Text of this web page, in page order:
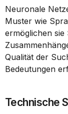
Neuronale
Muster wie
ermöglichen sie
Qualität der
Bedeutungen
Technische